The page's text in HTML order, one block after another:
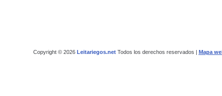
Copyright © 2026 Leitariegos.netTodos los derechos reservados | Mapa